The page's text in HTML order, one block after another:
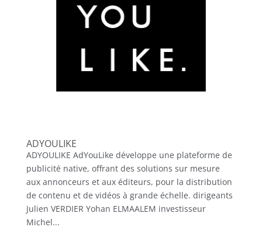
ADYOULIKE
ADYOULIKE AdYouLike développe une plateforme de
publicité native, offrant des solutions sur mesure
aux annonceurs et aux éditeurs, pour la distribution
de contenu et de vidéos à grande échelle. dirigeants
Julien VERDIER Yohan ELMAALEM investisseur
Michel...